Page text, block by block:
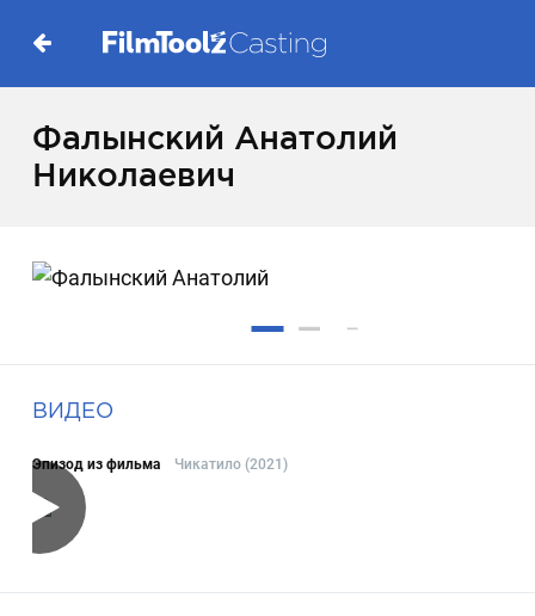
Фалынский Анатолий
Николаевич
ВИДЕО
Эпизод из фильма Чикатило (2021)